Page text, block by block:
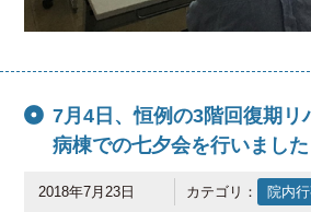
7月4日、恒例の3階回復期リ
病棟での七夕会を行いました
2018年7月23日 カテゴリ： 院内